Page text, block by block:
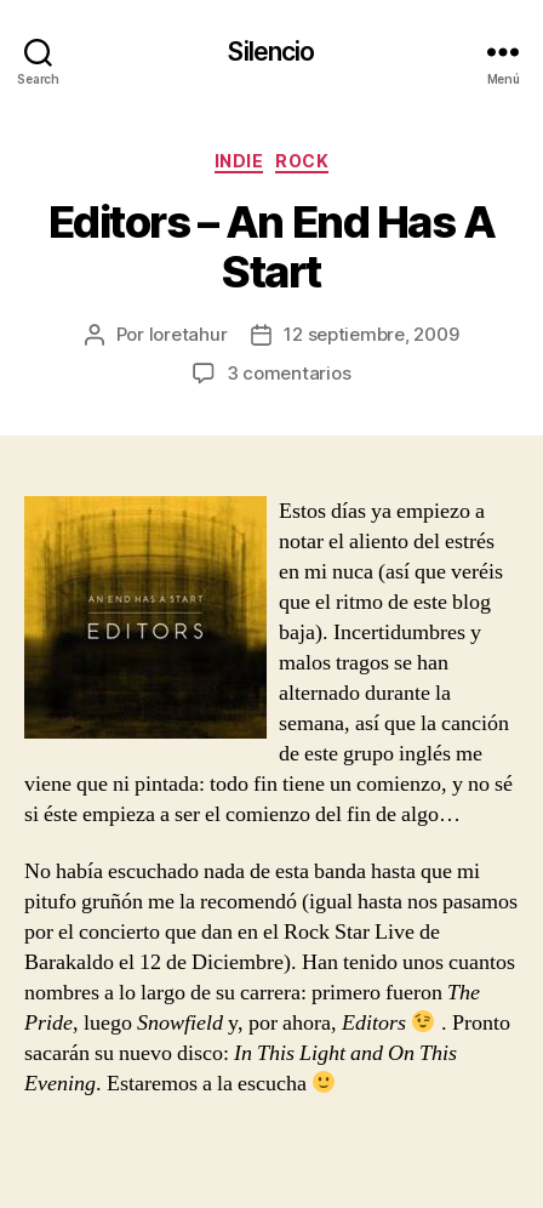
Search
Silencio
Menú
Categorías
INDIE ROCK
Editors – An End Has A
Start
Autor
Por loretahur
Fecha12 septiembre, 2009
3 comentariosen
Has
A
Estos días ya empiezo a
notar el aliento del estrés
en mi nuca (así que veréis
que el ritmo de este blog
baja). Incertidumbres y
malos tragos se han
alternado durante la
semana, así que la canción
de este grupo inglés me
viene que ni pintada: todo fin tiene un comienzo, y no sé
si éste empieza a ser el comienzo del fin de algo…
No había escuchado nada de esta banda hasta que mi
pitufo gruñón me la recomendó (igual hasta nos pasamos
por el concierto que dan en el Rock Star Live de
Barakaldo el 12 de Diciembre). Han tenido unos cuantos
nombres a lo largo de su carrera: primero fueron The
Pride, luegoSnowfieldy, por ahora, Editors
. Pronto
sacarán su nuevo disco: In This Light and On This
Evening. Estaremos a la escucha